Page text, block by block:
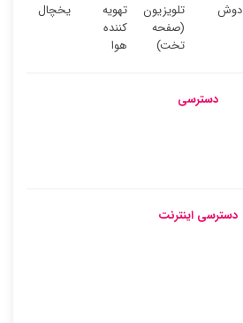
دوش
تلویزیون
(صفحه
تخت)
تهویه
کننده
هوا
یخچال
دسترسی
دسترسی اینترنت